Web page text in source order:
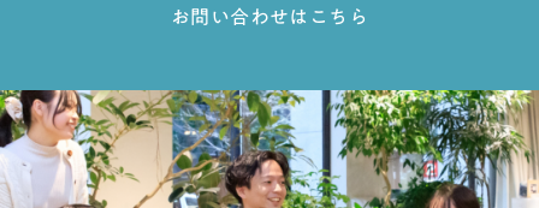
お問い合わせはこちら